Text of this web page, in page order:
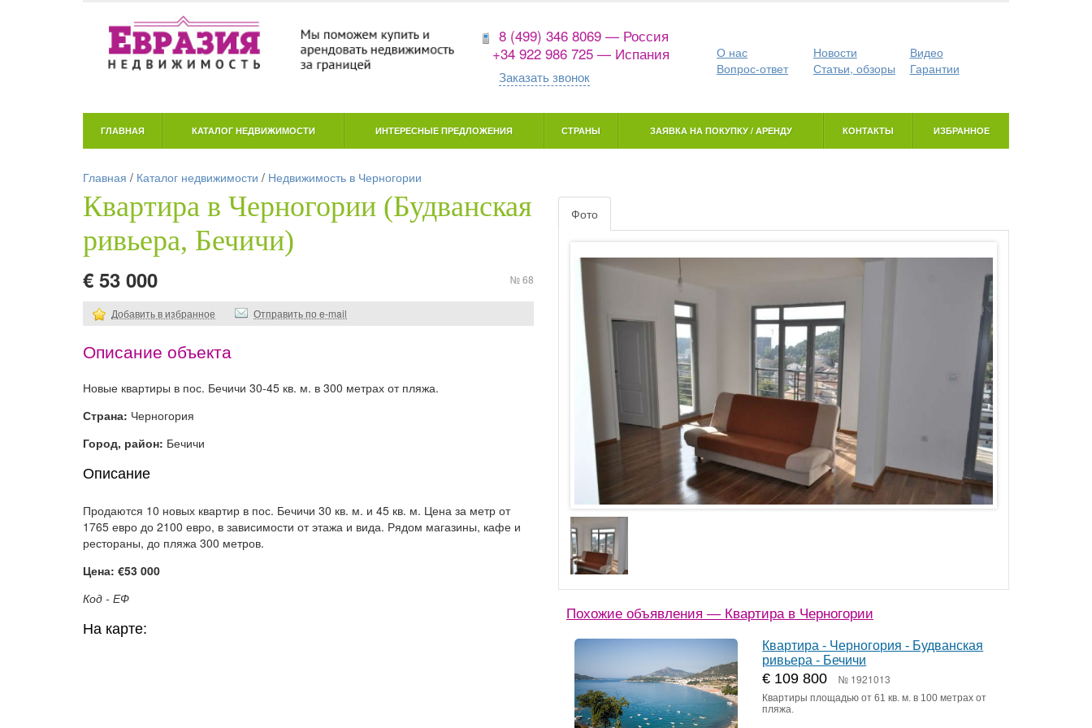
8 (499) 346 8069 — Россия
+34 922 986 725 — Испания
Заказать звонок
О нас Новости
Видео
Вопрос-ответ
Статьи, обзоры Гарантии
ГЛАВНАЯ КАТАЛОГ НЕДВИЖИМОСТИ ИНТЕРЕСНЫЕ ПРЕДЛОЖЕНИЯ СТРАНЫ ЗАЯВКА НА ПОКУПКУ / АРЕНДУ КОНТАКТЫ ИЗБРАННОЕ
Главная / Каталог недвижимости / Недвижимость в Черногории
Квартира в Черногории (Будванская
ривьера, Бечичи)
€ 53 000 № 68
Добавить в избранное Отправить по e-mail
Описание объекта
Новые квартиры в пос. Бечичи 30-45 кв. м. в 300 метрах от пляжа.
Страна: Черногория
Город, район: Бечичи
Описание
Продаются 10 новых квартир в пос. Бечичи 30 кв. м. и 45 кв. м. Цена за метр от
1765 евро до 2100 евро, в зависимости от этажа и вида. Рядом магазины, кафе и
рестораны, до пляжа 300 метров.
Цена: €53 000
Код - ЕФ
На карте:
Фото
Похожие объявления — Квартира в Черногории
Квартира - Черногория - Будванская
ривьера - Бечичи
€ 109 800 № 1921013
Квартиры площадью от 61 кв. м. в 100 метрах от
пляжа.